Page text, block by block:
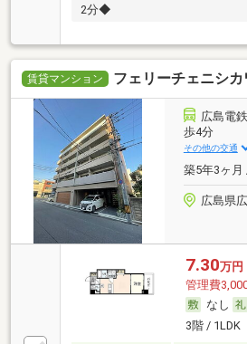
2分◆
賃貸マンション フェリーチェニシカ
広島電
歩4分
その他の交通
築5年3ヶ月
広島県
7.30万円
管理費
なし
3階 / 1LDK